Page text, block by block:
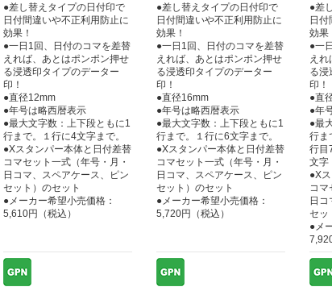
●差し替えタイプの日付印で
日付間違いや不正利用防止に
効果！
●一日1回、日付のコマを差替
えれば、あとはポンポン押せ
る浸透印タイプのデーター
印！
●直径12mm
●年号は略西暦表示
●最大文字数：上下段ともに1
行まで。１行に4文字まで。
●Xスタンパー本体と日付差替
コマセット一式（年号・月・
日コマ、スペアケース、ピン
セット）のセット
●メーカー希望小売価格：
5,610円（税込）
●差し替えタイプの日付印で
日付間違いや不正利用防止に
効果！
●一日1回、日付のコマを差替
えれば、あとはポンポン押せ
る浸透印タイプのデーター
印！
●直径16mm
●年号は略西暦表示
●最大文字数：上下段ともに1
行まで。１行に6文字まで。
●Xスタンパー本体と日付差替
コマセット一式（年号・月・
日コマ、スペアケース、ピン
セット）のセット
●メーカー希望小売価格：
5,720円（税込）
●差
日付
効果
●一
え
る浸
印！
●直
●年
●最
行ま
行目
文字
●X
コマ
日コ
セッ
●メ